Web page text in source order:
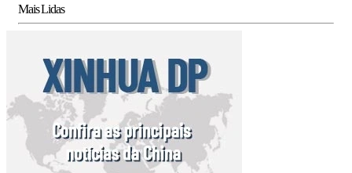
Mais Lidas